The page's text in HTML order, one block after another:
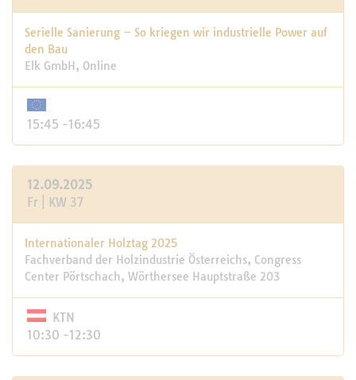
Serielle Sanierung – So kriegen wir industrielle Power auf
den Bau
Elk GmbH, Online
15:45 -16:45
12.09.2025
Fr | KW 37
Internationaler Holztag 2025
Fachverband der Holzindustrie Österreichs, Congress
Center Pörtschach, Wörthersee Hauptstraße 203
KTN
10:30 -12:30